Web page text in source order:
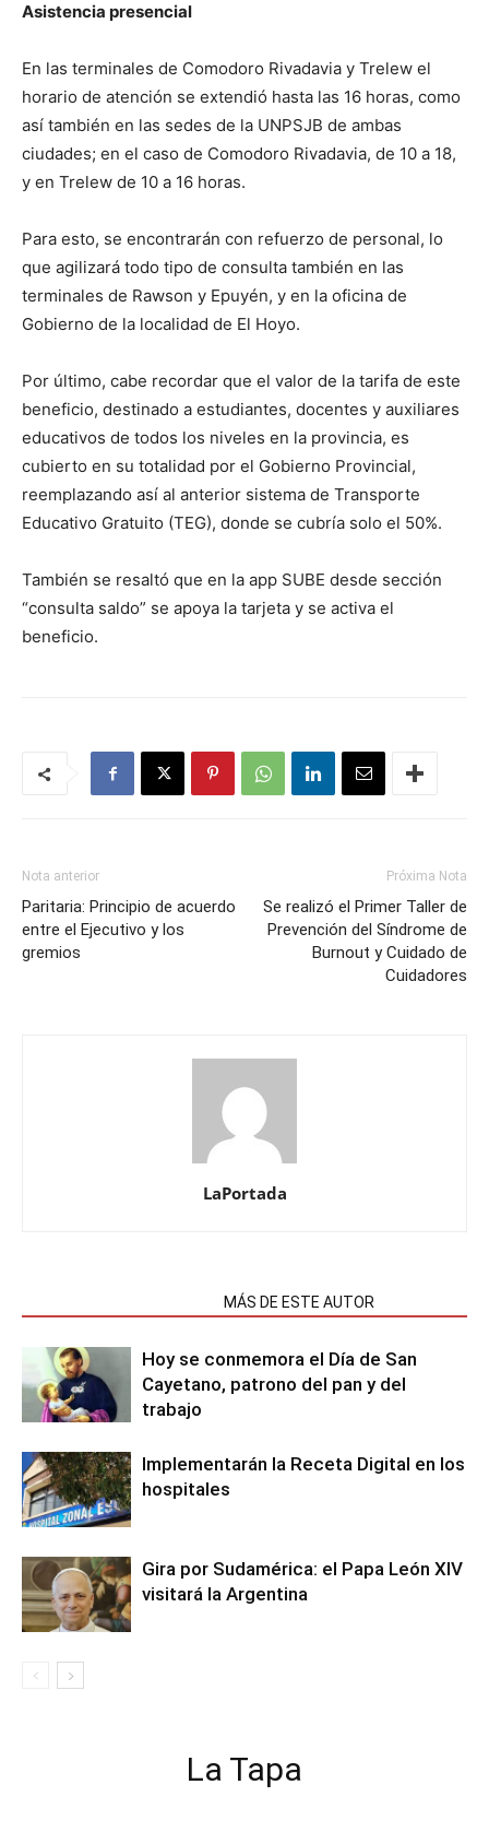
Asistencia presencial
En las terminales de Comodoro Rivadavia y Trelew el
horario de atención se extendió hasta las 16 horas, como
así también en las sedes de la UNPSJB de ambas
ciudades; en el caso de Comodoro Rivadavia, de 10 a 18,
y en Trelew de 10 a 16 horas.
Para esto, se encontrarán con refuerzo de personal, lo
que agilizará todo tipo de consulta también en las
terminales de Rawson y Epuyén, y en la oficina de
Gobierno de la localidad de El Hoyo.
Por último, cabe recordar que el valor de la tarifa de este
beneficio, destinado a estudiantes, docentes y auxiliares
educativos de todos los niveles en la provincia, es
cubierto en su totalidad por el Gobierno Provincial,
reemplazando así al anterior sistema de Transporte
Educativo Gratuito (TEG), donde se cubría solo el 50%.
También se resaltó que en la app SUBE desde sección
“consulta saldo” se apoya la tarjeta y se activa el
beneficio.
Nota anterior
Paritaria: Principio de acuerdo
entre el Ejecutivo y los
gremios
Próxima Nota
Se realizó el Primer Taller de
Prevención del Síndrome de
Burnout y Cuidado de
Cuidadores
LaPortada
MÁS DE ESTE AUTOR
Hoy se conmemora el Día de San
Cayetano, patrono del pan y del
trabajo
Implementarán la Receta Digital en los
hospitales
Gira por Sudamérica: el Papa León XIV
visitará la Argentina
La Tapa